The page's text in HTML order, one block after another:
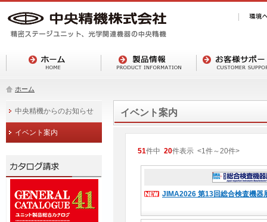
ホーム
イベント案内
51件中 20件表示 <1件～20件>
JIMA2026 第13回総合検査機器
中央精機からのお知らせ
イベント案内